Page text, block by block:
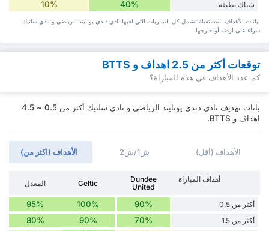
شباك نظيفة 40%
10%
بيانات الأهداف المستقبلة تشمل كل المباريات التي لعبها نادي دندي يونايتد الرياضي و نادي سلتيك
سواء ‏على ارضه أو خارجها.
توقعات أكثر من 2.5 اهداف و BTTS
كم عدد الأهداف في هذه المباراة؟
يانات تهديف نادي دندي يونايتد الرياضي و نادي سلتيك أكثر من 0.5 ~ 4.5
اهداف و BTTS.
الأهداف (اكثر من) ش1/ش2 الأهداف (أقل)
أهداف المباراة
Dundee
United
Celtic المعدل
أكثر من 0.5 90%
100%
95%
أكثر من 1.5 70%
90%
80%